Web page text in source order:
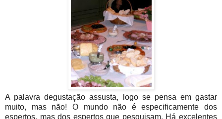
A palavra degustação assusta, logo se pensa em gastar
muito, mas não! O mundo não é especificamente dos
espertos, mas dos espertos que pesquisam. Há excelentes